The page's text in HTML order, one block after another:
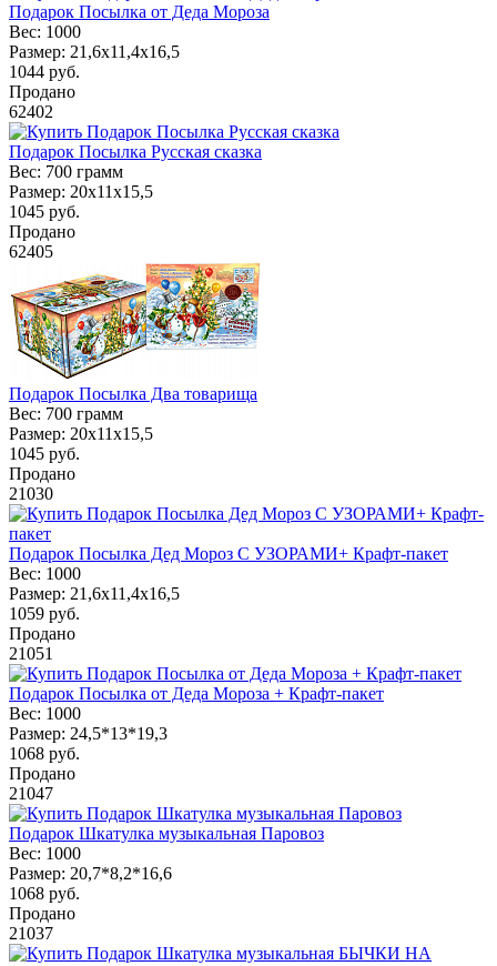
Подарок Посылка от Деда Мороза
Вес: 1000
Размер: 21,6х11,4х16,5
1044 руб.
Продано
62402
Подарок Посылка Русская сказка
Вес: 700 грамм
Размер: 20х11х15,5
1045 руб.
Продано
62405
Подарок Посылка Два товарища
Вес: 700 грамм
Размер: 20х11х15,5
1045 руб.
Продано
21030
Подарок Посылка Дед Мороз С УЗОРАМИ+ Крафт-пакет
Вес: 1000
Размер: 21,6х11,4х16,5
1059 руб.
Продано
21051
Подарок Посылка от Деда Мороза + Крафт-пакет
Вес: 1000
Размер: 24,5*13*19,3
1068 руб.
Продано
21047
Подарок Шкатулка музыкальная Паровоз
Вес: 1000
Размер: 20,7*8,2*16,6
1068 руб.
Продано
21037